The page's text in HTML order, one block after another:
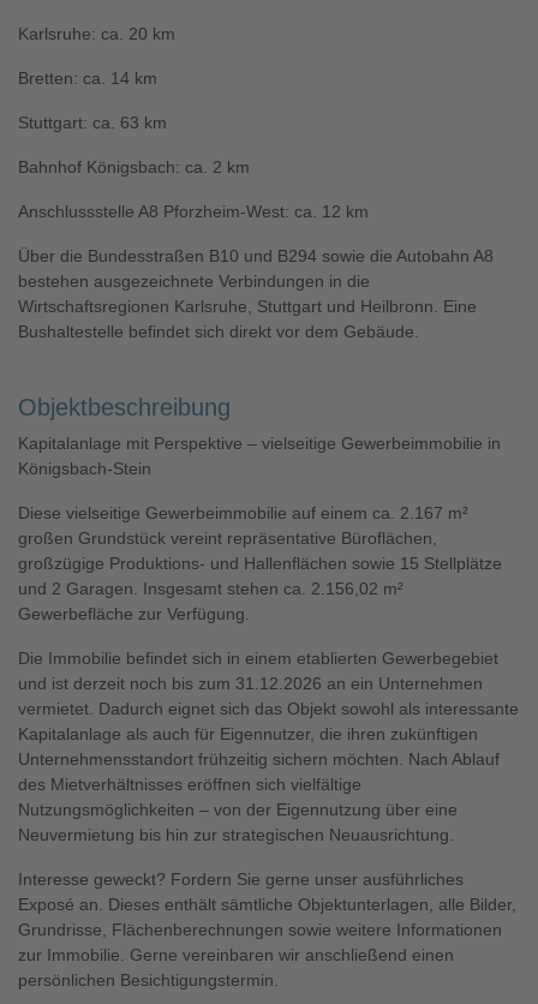
Karlsruhe: ca. 20 km
Bretten: ca. 14 km
Stuttgart: ca. 63 km
Bahnhof Königsbach: ca. 2 km
Anschlussstelle A8 Pforzheim-West: ca. 12 km
Über die Bundesstraßen B10 und B294 sowie die Autobahn A8
bestehen ausgezeichnete Verbindungen in die
Wirtschaftsregionen Karlsruhe, Stuttgart und Heilbronn. Eine
Bushaltestelle befindet sich direkt vor dem Gebäude.
Objektbeschreibung
Kapitalanlage mit Perspektive – vielseitige Gewerbeimmobilie in
Königsbach-Stein
Diese vielseitige Gewerbeimmobilie auf einem ca. 2.167 m²
großen Grundstück vereint repräsentative Büroflächen,
großzügige Produktions- und Hallenflächen sowie 15 Stellplätze
und 2 Garagen. Insgesamt stehen ca. 2.156,02 m²
Gewerbefläche zur Verfügung.
Die Immobilie befindet sich in einem etablierten Gewerbegebiet
und ist derzeit noch bis zum 31.12.2026 an ein Unternehmen
vermietet. Dadurch eignet sich das Objekt sowohl als interessante
Kapitalanlage als auch für Eigennutzer, die ihren zukünftigen
Unternehmensstandort frühzeitig sichern möchten. Nach Ablauf
des Mietverhältnisses eröffnen sich vielfältige
Nutzungsmöglichkeiten – von der Eigennutzung über eine
Neuvermietung bis hin zur strategischen Neuausrichtung.
Interesse geweckt? Fordern Sie gerne unser ausführliches
Exposé an. Dieses enthält sämtliche Objektunterlagen, alle Bilder,
Grundrisse, Flächenberechnungen sowie weitere Informationen
zur Immobilie. Gerne vereinbaren wir anschließend einen
persönlichen Besichtigungstermin.